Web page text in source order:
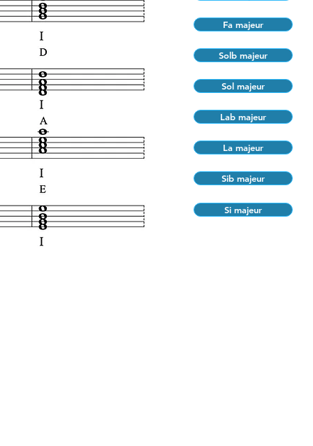
Fa majeur
Solb majeur
Sol majeur
Lab majeur
La majeur
Sib majeur
Si majeur